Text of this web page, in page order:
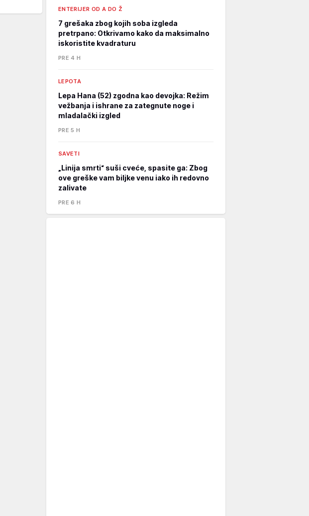
ENTERIJER OD A DO Ž
7 grešaka zbog kojih soba izgleda
pretrpano: Otkrivamo kako da maksimalno
iskoristite kvadraturu
PRE 4 H
LEPOTA
Lepa Hana (52) zgodna kao devojka: Režim
vežbanja i ishrane za zategnute noge i
mladalački izgled
PRE 5 H
SAVETI
„Linija smrti“ suši cveće, spasite ga: Zbog
ove greške vam biljke venu iako ih redovno
zalivate
PRE 6 H